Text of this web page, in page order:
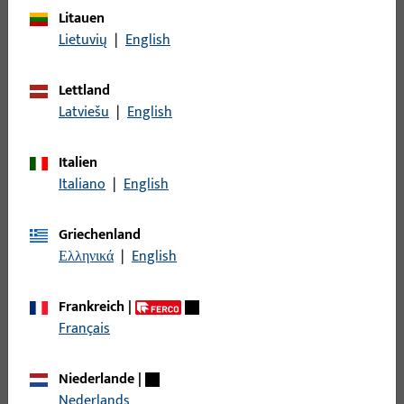
Einsatzbereich
Spezifischer Einsatzbereich
Basisfarbe
Einsatzsystem
Filter fürSchwinglager
Litauen
Lietuvių | English
Lettland
Latviešu | English
Italien
Italiano | English
Griechenland
Ελληνικά | English
Frankreich|
Français
Niederlande|